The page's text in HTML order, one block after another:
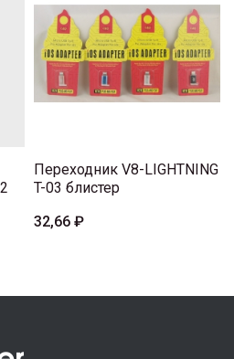
Переходник V8-LIGHTNING
T-03 блистер
32,66 ₽